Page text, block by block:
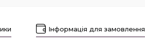
Інформація для замовлення